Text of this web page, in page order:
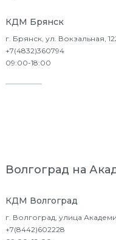
КДМ Брянск
г. Брянск, ул. Вокзальная,
+7(4832)360794
09:00-18:00
Волгоград на
КДМ Волгоград
г. Волгоград, улица
+7(8442)602228